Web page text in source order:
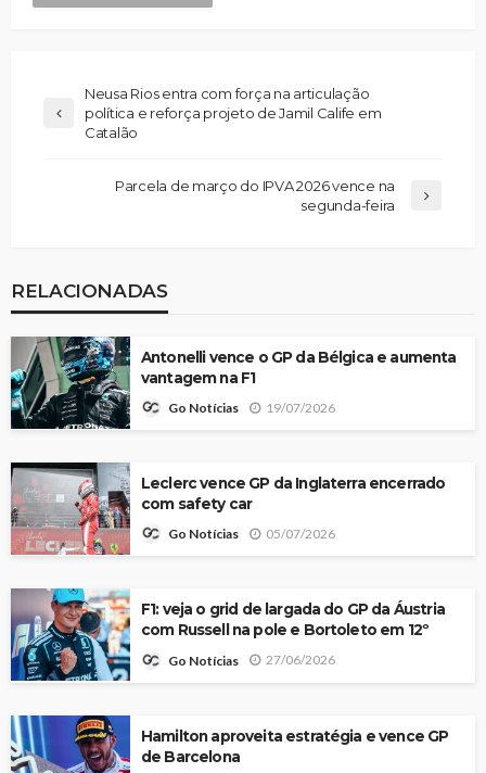
Neusa Rios entra com força na articulação
política e reforça projeto de Jamil Calife em
Catalão
Parcela de março do IPVA 2026 vence na
segunda-feira
RELACIONADAS
Antonelli vence o GP da Bélgica e aumenta
vantagem na F1
Go Notícias 19/07/2026
Leclerc vence GP da Inglaterra encerrado
com safety car
Go Notícias 05/07/2026
F1: veja o grid de largada do GP da Áustria
com Russell na pole e Bortoleto em 12º
Go Notícias 27/06/2026
Hamilton aproveita estratégia e vence GP
de Barcelona